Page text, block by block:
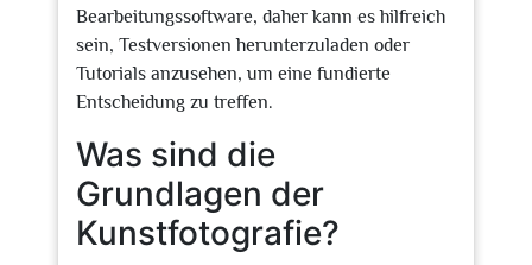
Bearbeitungssoftware, daher kann es hilfreich
sein, Testversionen herunterzuladen oder
Tutorials anzusehen, um eine fundierte
Entscheidung zu treffen.
Was sind die
Grundlagen der
Kunstfotografie?